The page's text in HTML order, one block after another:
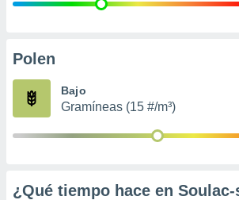
e
publicidad
Polen
Bajo
Gramíneas (15 #/m³)
¿Qué tiempo hace en